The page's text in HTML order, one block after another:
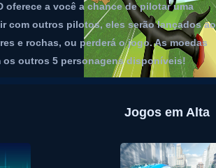
oferece a você a chance de pilotar uma
com outros pilotos, eles serão lançados ao
e rochas, ou perderá o jogo. As moedas
os outros 5 personagens disponíveis!
Jogos em Alta